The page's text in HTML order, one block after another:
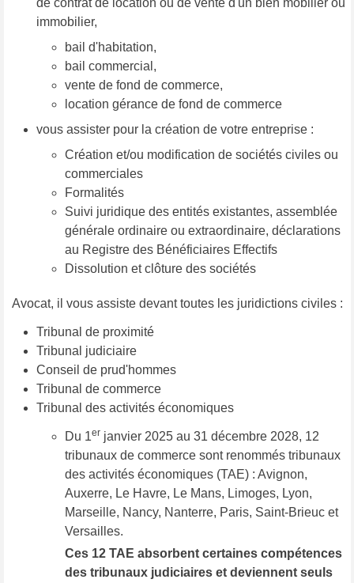
immobilier,
bail d'habitation,
bail commercial,
vente de fond de commerce,
location gérance de fond de commerce
vous assister pour la création de votre entreprise :
Création et/ou modification de sociétés civiles ou
commerciales
Formalités
Suivi juridique des entités existantes, assemblée
générale ordinaire ou extraordinaire, déclarations
au Registre des Bénéficiaires Effectifs
Dissolution et clôture des sociétés
Avocat, il vous assiste devant toutes les juridictions civiles :
Tribunal de proximité
Tribunal judiciaire
Conseil de prud'hommes
Tribunal de commerce
Tribunal des activités économiques
Du 1er janvier 2025 au 31 décembre 2028, 12
tribunaux de commerce sont renommés tribunaux
des activités économiques (TAE) : Avignon,
Auxerre, Le Havre, Le Mans, Limoges, Lyon,
Marseille, Nancy, Nanterre, Paris, Saint-Brieuc et
Versailles.
Ces 12 TAE absorbent certaines compétences
des tribunaux judiciaires et deviennent seuls